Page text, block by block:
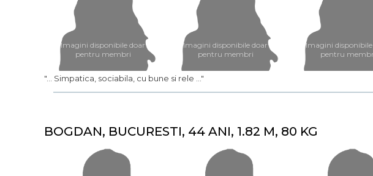
Imagini disponibile doar
pentru membri
Imagini disponibile doar
pentru membri
Imagini
pentru
"... Simpatica, sociabila, cu bune si rele ..."
BOGDAN, BUCURESTI, 44 ANI, 1.82 M, 80 KG